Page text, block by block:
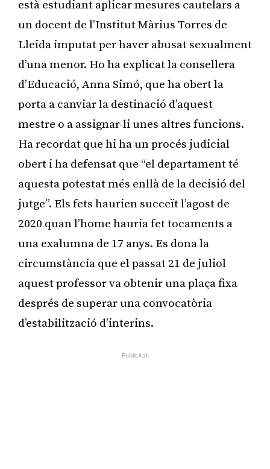
està estudiant aplicar mesures cautelars a
un docent de l’Institut Màrius Torres de
Lleida imputat per haver abusat sexualment
d’una menor. Ho ha explicat la consellera
d’Educació, Anna Simó, que ha obert la
porta a canviar la destinació d’aquest
mestre o a assignar-li unes altres funcions.
Ha recordat que hi ha un procés judicial
obert i ha defensat que “el departament té
aquesta potestat més enllà de la decisió del
jutge”. Els fets haurien succeït l’agost de
2020 quan l’home hauria fet tocaments a
una exalumna de 17 anys. Es dona la
circumstància que el passat 21 de juliol
aquest professor va obtenir una plaça fixa
després de superar una convocatòria
d’estabilització d’interins.
Publicitat